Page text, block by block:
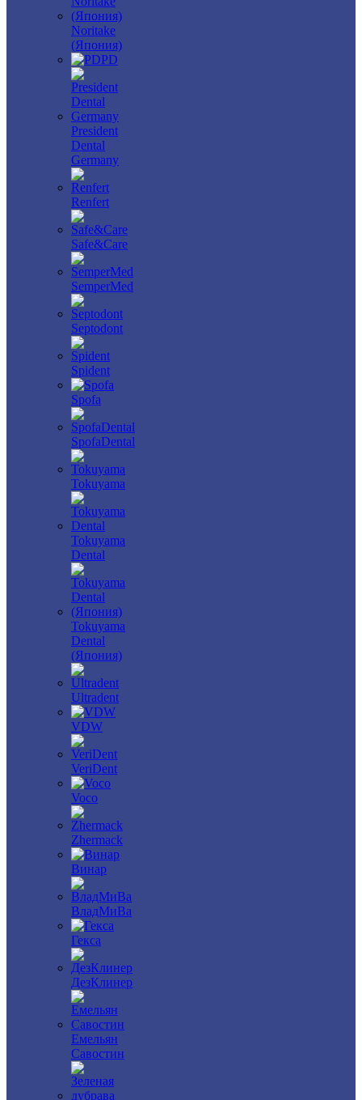
Noritake
(Япония)
PD
President
Dental
Germany
Renfert
Safe&Care
SemperMed
Septodont
Spident
Spofa
SpofaDental
Tokuyama
Tokuyama
Dental
Tokuyama
Dental
(Япония)
Ultradent
VDW
VeriDent
Voco
Zhermack
Винар
ВладМиВа
Гекса
ДезКлинер
Емельян
Савостин